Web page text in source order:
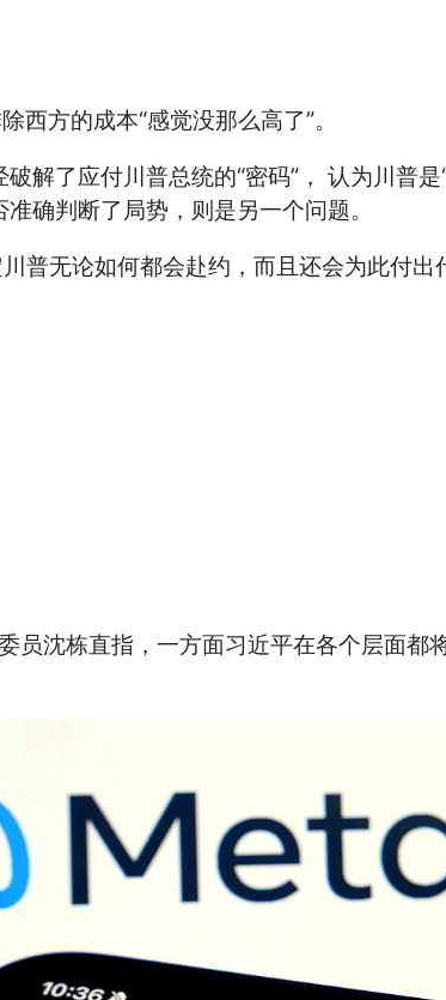
方的成本“感觉没那么高了”。
解了应付川普总统的“密码”， 认为川普
确判断了局势，则是另一个问题。
普无论如何都会赴约，而且还会为此付出
员沈栋直指，一方面习近平在各个层面都